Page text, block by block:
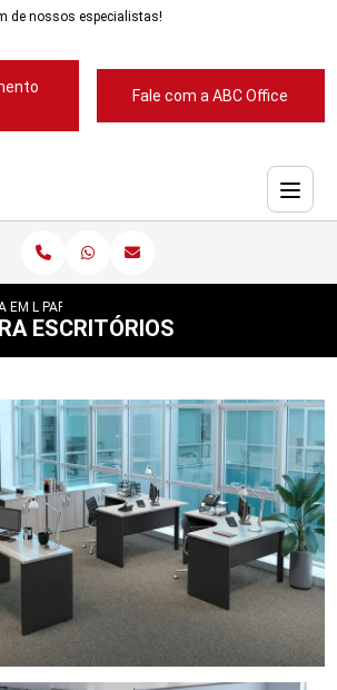
de nossos especialistas!
Fale com a ABC Office
EM L PARA ESCRITORIOS
ESCRITÓRIOS